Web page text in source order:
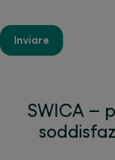
Inviare
SWICA –